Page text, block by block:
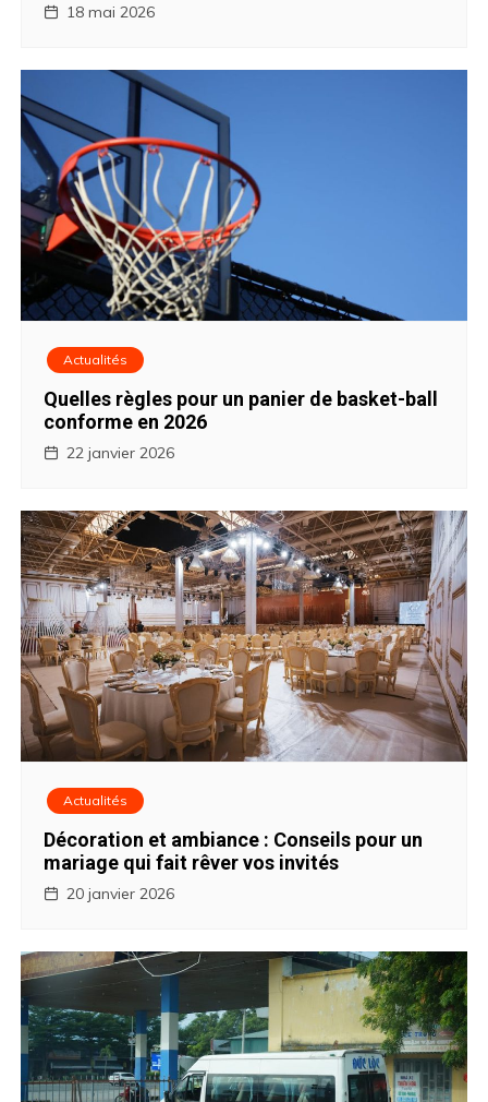
18 mai 2026
Actualités
Quelles règles pour un panier de basket-ball
conforme en 2026
22 janvier 2026
Actualités
Décoration et ambiance : Conseils pour un
mariage qui fait rêver vos invités
20 janvier 2026